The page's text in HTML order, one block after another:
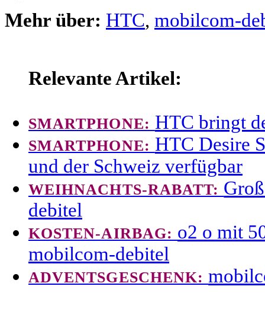
Mehr über: HTC, mobilcom-
Relevante Artikel:
SMARTPHONE: HTC bringt
SMARTPHONE: HTC Desire
und der Schweiz verfügbar
WEIHNACHTS-RABATT:
debitel
KOSTEN-AIRBAG: o2 o mit
mobilcom-debitel
ADVENTSGESCHENK: